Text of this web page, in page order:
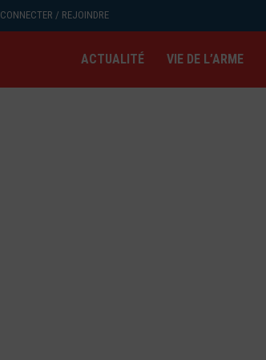
CONNECTER / REJOINDRE
ACTUALITÉ VIE DE L’ARME